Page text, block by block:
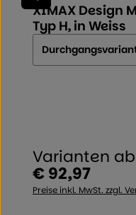
XIMAX Design
Typ H, in Weiss
Ausführung:
Varianten ab
Regulärer Preis:
€ 92,97
Preise inkl. MwSt. zzgl.